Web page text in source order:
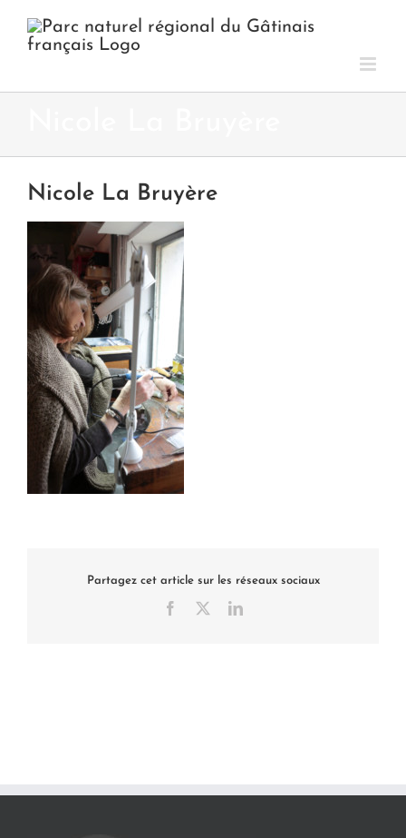
contenu
Nicole La Bruyère
Partagez cet article sur les réseaux sociaux
Facebook LinkedIn